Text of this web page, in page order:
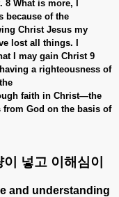
What is more, I
because of the
Christ Jesus my
lost all things. I
I may gain Christ 9
a righteousness of
faith in Christ—the
God on the basis of
넣고 이해심이
and understanding